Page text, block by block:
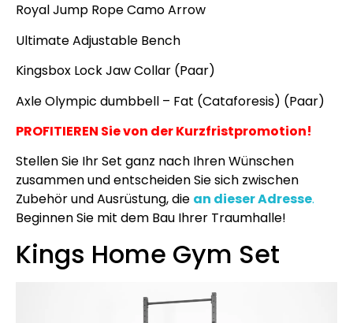
Royal Jump Rope Camo Arrow
Ultimate Adjustable Bench
Kingsbox Lock Jaw Collar (Paar)
Axle Olympic dumbbell – Fat (Cataforesis) (Paar)
PROFITIEREN Sie von der Kurzfristpromotion!
Stellen Sie Ihr Set ganz nach Ihren Wünschen
zusammen und entscheiden Sie sich zwischen
Zubehör und Ausrüstung, die an dieser Adresse.
Beginnen Sie mit dem Bau Ihrer Traumhalle!
Kings Home Gym Set